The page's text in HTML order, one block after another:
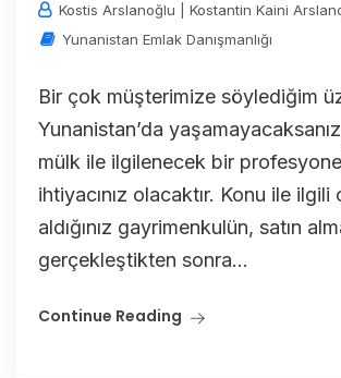
Kostis Arslanoğlu | Kostantin Kaini
Yunanistan Emlak Danışmanlığı
Bir çok müşterimize söylediğim
Yunanistan’da
mülk ile ilgilenecek bir
ihtiyacınız olacaktır. Konu ile ilgili
aldığınız gayrimenkulün, satın
gerçekleştikten sonra...
Continue Reading